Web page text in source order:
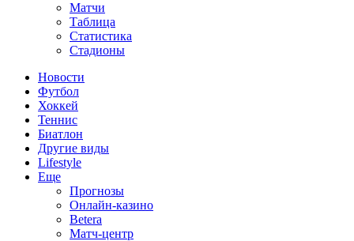
Матчи
Таблица
Статистика
Стадионы
Новости
Футбол
Хоккей
Теннис
Биатлон
Другие виды
Lifestyle
Еще
Прогнозы
Онлайн-казино
Betera
Матч-центр